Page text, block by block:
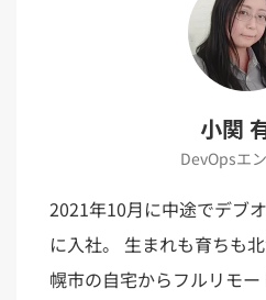
スクラムマスター（19）
レトロスペクティブ（6）
「DevOps/クラウド」のタ
CI/CD（9
インフラストラクチャ
サーバーレス（3）
CodeCommit（2）
Ansible（2）
Google
DevSecOps（1）
Platform Engineering（
AIエー
NotebookLM（3）
CNN（1
「バックエンド」のタグ
Oracle APEX（5）
SQL（1）
Cloud SQL（1）
「Flutter/モバイル」のタ
Dart（6
アプリ開発（1）
Jamstack（10）
Astro
JavaScript（4）
Puppeteer（1）
SEO
React（1）
「others」のタグ一覧
エンジニア組織（48）
アドベントカレンダー
スキルアップ（24）
若手エンジニア（12）
トラブルシューティング
キャリア（8）
内製化
マネジメント（6）
UI/
小関
DevOpsエ
2021年10月に中途でデブ
に入社。 生まれも育ちも
幌市の自宅からフルリモ